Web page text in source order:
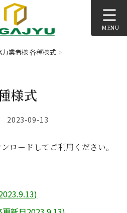
MENU
力業者様 各種様式 >
様式
投
開
2023-09-13
ロードしてご利用ください。